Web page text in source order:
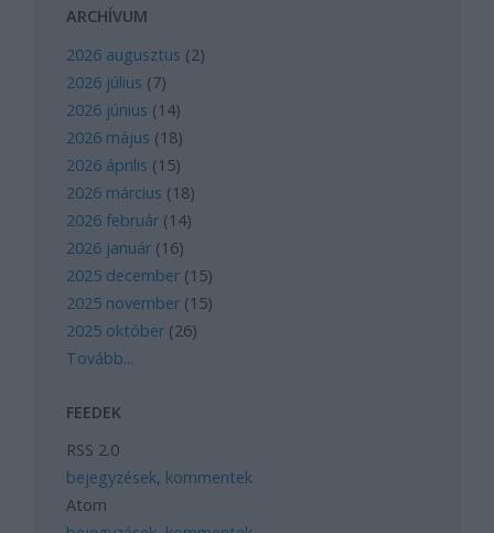
ARCHÍVUM
2026 augusztus (2)
2026 július (7)
2026 június (14)
2026 május (18)
2026 április (15)
2026 március (18)
2026 február (14)
2026 január (16)
2025 december (15)
2025 november (15)
2025 október (26)
Tovább...
FEEDEK
RSS 2.0
bejegyzések, kommentek
Atom